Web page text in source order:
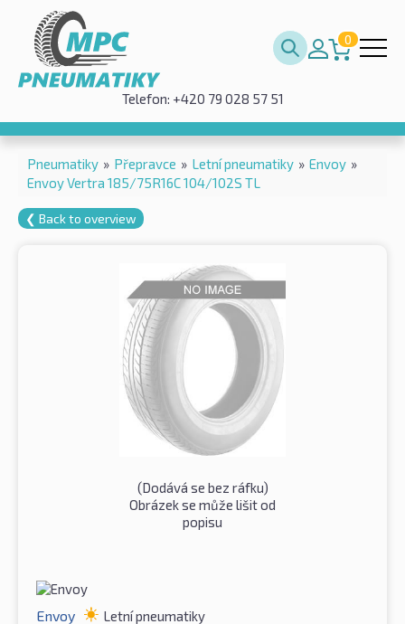
0
Telefon: +420 79 028 57 51
Pneumatiky » Přepravce » Letní pneumatiky » Envoy »
Envoy Vertra 185/75R16C 104/102S TL
❮ Back to overview
(Dodává se bez ráfku)
Obrázek se může lišit od
popisu
Envoy Letní pneumatiky